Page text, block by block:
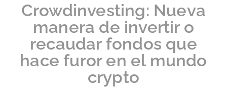
Crowdinvesting: Nueva
manera de invertir o
recaudar fondos que
hace furor en el mundo
crypto